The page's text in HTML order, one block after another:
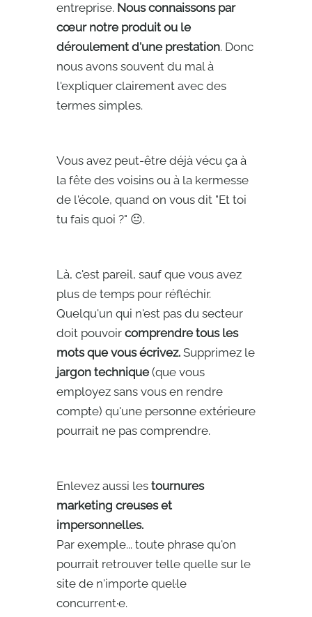
entreprise. Nous connaissons par
cœur notre produit ou le
déroulement d'une prestation. Donc
nous avons souvent du mal à
l'expliquer clairement avec des
termes simples.
Vous avez peut-être déjà vécu ça à
la fête des voisins ou à la kermesse
de l'école, quand on vous dit "Et toi
tu fais quoi ?" 😐.
Là, c'est pareil, sauf que vous avez
plus de temps pour réfléchir.
Quelqu'un qui n'est pas du secteur
doit pouvoir comprendre tous les
mots que vous écrivez.Supprimez le
jargon technique(que vous
employez sans vous en rendre
compte) qu'une personne extérieure
pourrait ne pas comprendre.
Enlevez aussi les tournures
marketing creuses et
impersonnelles.
Par exemple... toute phrase qu'on
pourrait retrouver telle quelle sur le
site de n'importe quel·le
concurrent·e.